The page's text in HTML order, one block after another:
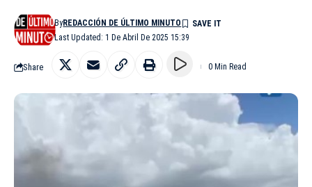
Last Updated: 1 De Abril De 2025 15:39
ByREDACCIÓN DE ÚLTIMO MINUTO
Share 0 Min Read